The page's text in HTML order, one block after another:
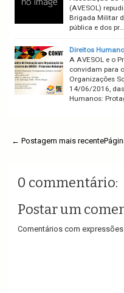
(AVESOL)
Brigada Militar
pública e dos pr…
Direitos
A AVESOL e o
convidam para
Organizações
14/06/2016,
Humanos:
← Postagem mais recente
0 commentário:
Postar um
Comentários com